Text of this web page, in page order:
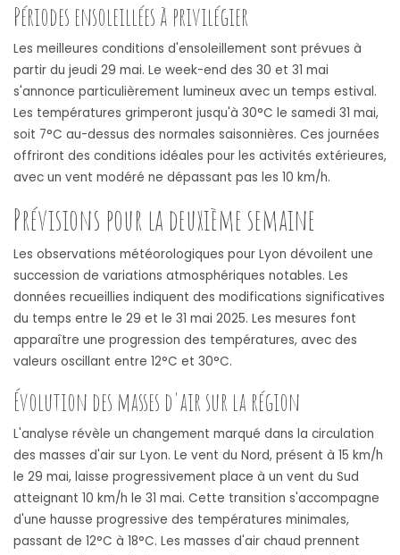
Périodes ensoleillées à privilégier
Les meilleures conditions d'ensoleillement sont prévues à
partir du jeudi 29 mai. Le week-end des 30 et 31 mai
s'annonce particulièrement lumineux avec un temps estival.
Les températures grimperont jusqu'à 30°C le samedi 31 mai,
soit 7°C au-dessus des normales saisonnières. Ces journées
offriront des conditions idéales pour les activités extérieures,
avec un vent modéré ne dépassant pas les 10 km/h.
Prévisions pour la deuxième semaine
Les observations météorologiques pour Lyon dévoilent une
succession de variations atmosphériques notables. Les
données recueillies indiquent des modifications significatives
du temps entre le 29 et le 31 mai 2025. Les mesures font
apparaître une progression des températures, avec des
valeurs oscillant entre 12°C et 30°C.
Évolution des masses d'air sur la région
L'analyse révèle un changement marqué dans la circulation
des masses d'air sur Lyon. Le vent du Nord, présent à 15 km/h
le 29 mai, laisse progressivement place à un vent du Sud
atteignant 10 km/h le 31 mai. Cette transition s'accompagne
d'une hausse progressive des températures minimales,
passant de 12°C à 18°C. Les masses d'air chaud prennent